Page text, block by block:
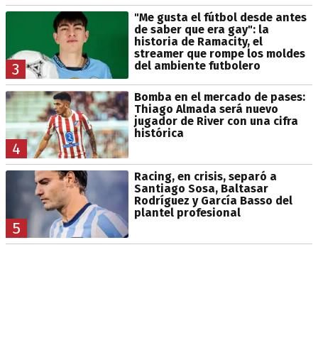
3
"Me gusta el fútbol desde antes
de saber que era gay": la
historia de Ramacity, el
streamer que rompe los moldes
del ambiente futbolero
4
Bomba en el mercado de pases:
Thiago Almada será nuevo
jugador de River con una cifra
histórica
5
Racing, en crisis, separó a
Santiago Sosa, Baltasar
Rodríguez y García Basso del
plantel profesional